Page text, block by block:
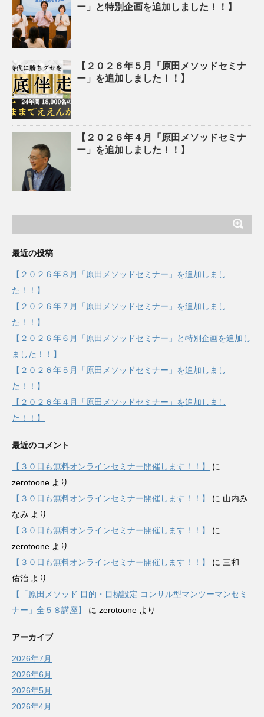
ー」と特別企画を追加しました！！】
【２０２６年５月「原田メソッドセミナ
ー」を追加しました！！】
【２０２６年４月「原田メソッドセミナ
ー」を追加しました！！】
最近の投稿
【２０２６年８月「原田メソッドセミナー」を追加しまし
た！！】
【２０２６年７月「原田メソッドセミナー」を追加しまし
た！！】
【２０２６年６月「原田メソッドセミナー」と特別企画を追加し
ました！！】
【２０２６年５月「原田メソッドセミナー」を追加しまし
た！！】
【２０２６年４月「原田メソッドセミナー」を追加しまし
た！！】
最近のコメント
【３０日も無料オンラインセミナー開催します！！】
に
zerotoone より
【３０日も無料オンラインセミナー開催します！！】
に 山内み
なみ より
【３０日も無料オンラインセミナー開催します！！】
に
zerotoone より
【３０日も無料オンラインセミナー開催します！！】
に 三和
佑治 より
【「原田メソッド 目的・目標設定 コンサル型マンツーマンセミ
ナー」全５８講座】
に zerotoone より
アーカイブ
2026年7月
2026年6月
2026年5月
2026年4月